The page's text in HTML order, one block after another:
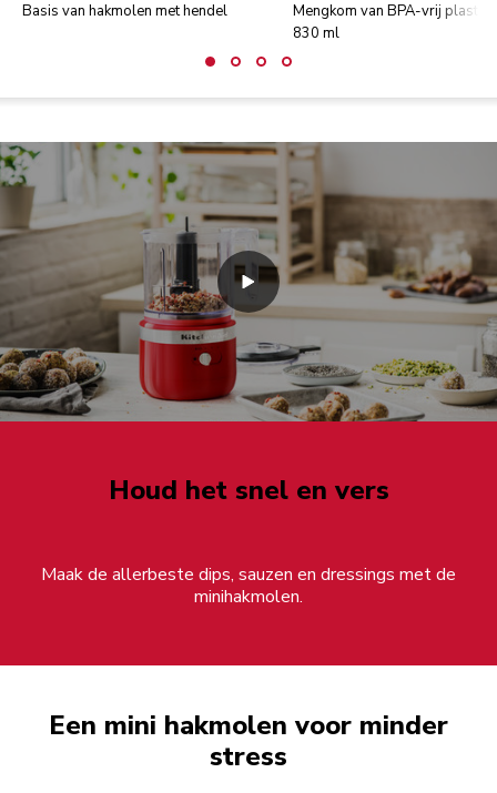
Basis van hakmolen met hendel
Mengkom van BPA-vrij plastic
830 ml
Houd het snel en vers
Maak de allerbeste dips, sauzen en dressings met de
minihakmolen.
Een mini hakmolen voor minder
stress